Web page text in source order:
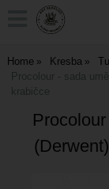
Home Kresba
Procolour - sada
krabičce